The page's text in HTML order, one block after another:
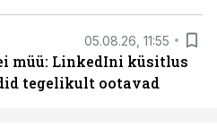
05.08.26, 11:55
müü: LinkedIni küsitlus
tegelikult ootavad